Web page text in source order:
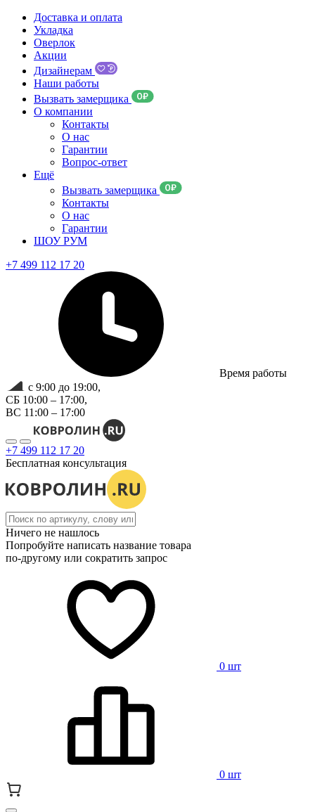
Доставка и оплата
Укладка
Оверлок
Акции
Дизайнерам
Наши работы
Вызвать замерщика
О компании
Контакты
О нас
Гарантии
Вопрос-ответ
Ещё
Вызвать замерщика
Контакты
О нас
Гарантии
ШОУ РУМ
+7 499 112 17 20
Время работы
с 9:00 до 19:00,
СБ 10:00 – 17:00,
ВС 11:00 – 17:00
+7 499 112 17 20
Бесплатная консультация
Ничего не нашлось
Попробуйте написать название товара
по-другому или сократить запрос
0 шт
0 шт